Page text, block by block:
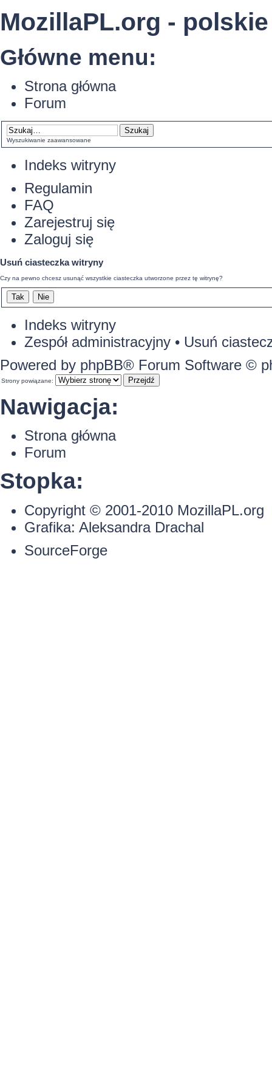
MozillaPL.org -
Główne menu:
Strona główna
Forum
Wyszukiwanie zaawansowane
Indeks witryny
Regulamin
FAQ
Zarejestruj się
Zaloguj się
Usuń ciasteczka witryny
Czy na pewno chcesz usunąć wszystkie ciasteczka utworzone przez tę witrynę?
Indeks witryny
Zespół administracyjny • Usuń
Powered by phpBB® Forum Software ©
Strony powiązane:
Nawigacja:
Strona główna
Forum
Stopka:
Copyright © 2001-2010 MozillaPL.org
Grafika: Aleksandra Drachal
SourceForge